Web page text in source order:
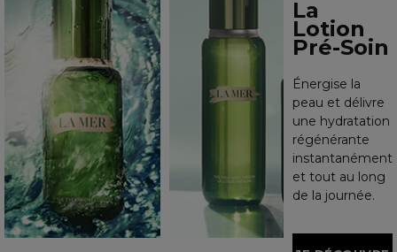
La
Lotion
Pré-Soin
Énergise la
peau et délivre
une hydratation
régénérante
instantanément
et tout au long
de la journée.